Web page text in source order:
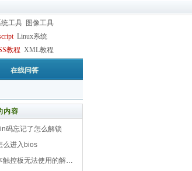
统工具 图像工具
Linux系统
教程 XML教程
在线问答
内容
码忘记了怎么解锁
么进入bios
触控板无法使用的解…